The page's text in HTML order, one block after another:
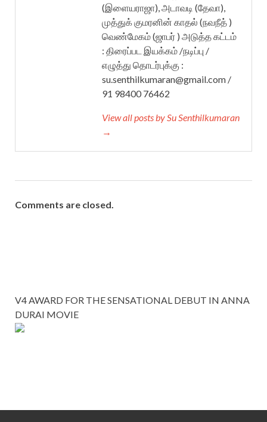
(இளையராஜா), அடாவடி (தேவா),
முத்துக் குமரனின் காதல் (நவநீத் )
வெண்மேகம் (ஜாபர் ) அடுத்த கட்டம்
: திரைப்பட இயக்கம் /நடிப்பு /
எழுத்து தொடர்புக்கு :
su.senthilkumaran@gmail.com /
91 98400 76462
View all posts by Su Senthilkumaran
→
Comments are closed.
V4 AWARD FOR THE SENSATIONAL DEBUT IN ANNA
DURAI MOVIE